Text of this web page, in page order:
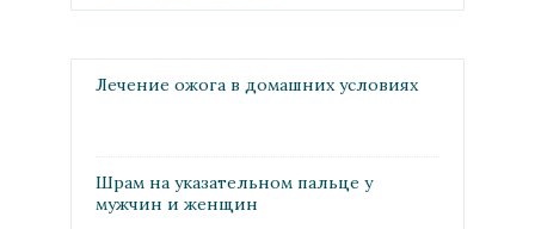
Лечение ожога в домашних условиях
Шрам на указательном пальце у
мужчин и женщин